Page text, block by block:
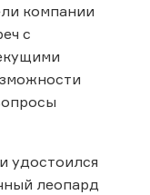
компании
с
удостоился
леопард